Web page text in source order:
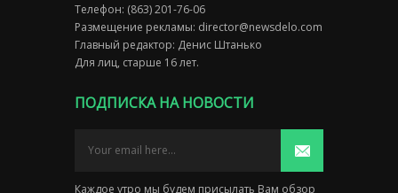
Телефон: (863) 201-76-06
Размещение рекламы: director@newsdelo.com
Главный редактор: Денис Штанько
Для лиц, старше 16 лет.
ПОДПИСКА НА НОВОСТИ
Каждое утро мы будем присылать Вам обзор